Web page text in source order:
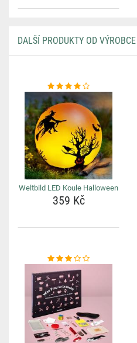
DALŠÍ PRODUKTY OD
Weltbild LED Koule Halloween
359 Kč